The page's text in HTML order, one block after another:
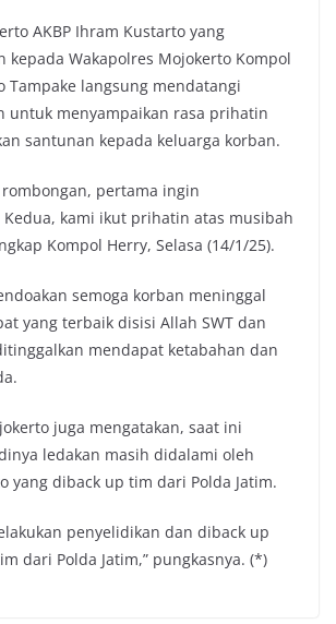
AKBP Ihram Kustarto yang
kepada Wakapolres Mojokerto Kompol
Tampake langsung mendatangi
untuk menyampaikan rasa prihatin
santunan kepada keluarga korban.
rombongan, pertama ingin
kami ikut prihatin atas musibah
Kompol Herry, Selasa (14/1/25).
semoga korban meninggal
yang terbaik disisi Allah SWT dan
mendapat ketabahan dan
juga mengatakan, saat ini
ledakan masih didalami oleh
yang diback up tim dari Polda Jatim.
penyelidikan dan diback up
dari Polda Jatim,” pungkasnya. (*)